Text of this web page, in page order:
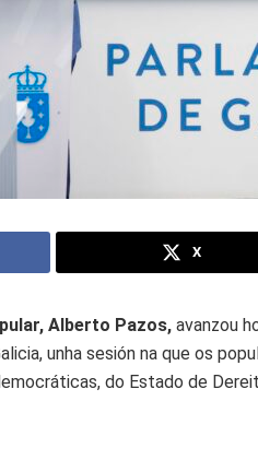
X
Alberto Pazos, avanzou
unha sesión na que os
do Estado de